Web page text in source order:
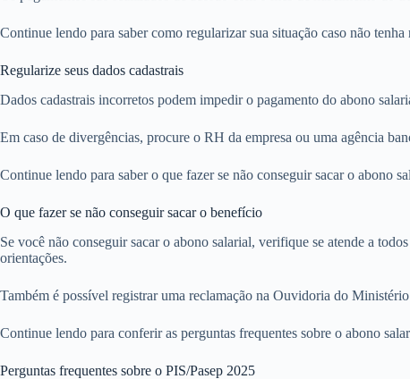
Continue lendo para saber como regularizar sua situação caso não
Regularize seus dados cadastrais
Dados cadastrais incorretos podem impedir o pagamento do abono
Em caso de divergências, procure o RH da empresa ou uma agência
Continue lendo para saber o que fazer se não conseguir sacar o abono
O que fazer se não conseguir sacar o benefício
Se você não conseguir sacar o abono salarial, verifique se atende a
orientações.
Também é possível registrar uma reclamação na Ouvidoria do
Continue lendo para conferir as perguntas frequentes sobre o abono
Perguntas frequentes sobre o PIS/Pasep 2025